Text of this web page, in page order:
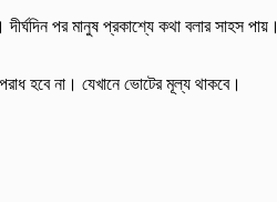
পর মানুষ প্রকাশ্যে কথা বলার সাহস
হবে না। যেখানে ভোটের মূল্য থাকবে।